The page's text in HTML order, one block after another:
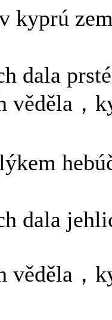
kyprú
dala
věděla，
dala
věděla，